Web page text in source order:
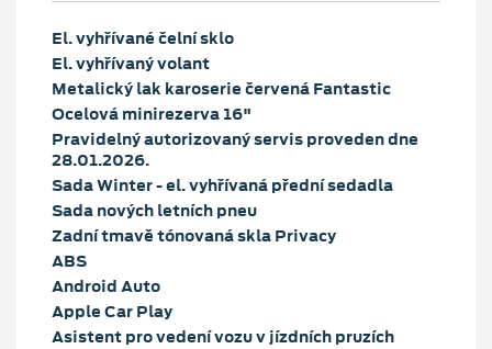
El. vyhřívané čelní sklo
El. vyhřívaný volant
Metalický lak karoserie červená Fantastic
Ocelová minirezerva 16"
Pravidelný autorizovaný servis proveden dne
28.01.2026.
Sada Winter - el. vyhřívaná přední sedadla
Sada nových letních pneu
Zadní tmavě tónovaná skla Privacy
ABS
Android Auto
Apple Car Play
Asistent pro vedení vozu v jízdních pruzích